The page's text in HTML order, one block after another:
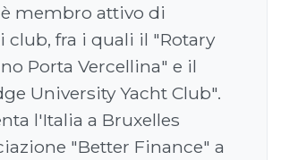
è membro attivo di
club, fra i quali il "Rotary
Porta Vercellina" e il
University Yacht Club".
l'Italia a Bruxelles
"Better Finance" a